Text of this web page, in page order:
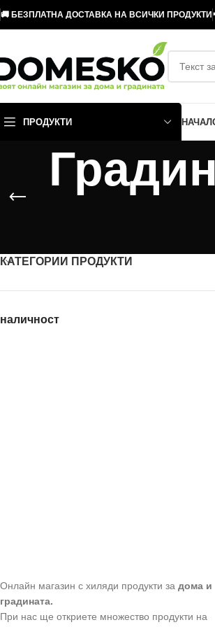
🚚 БЕЗПЛАТНА ДОСТАВКА НА ВСИЧКИ ПРОДУКТИ
ПРОДУКТИ
КАТЕГОРИИ ПРОДУКТИ
наличност
Онлайн магазин с хиляди продукти за дома и
градината.
При нас ще откриете множество продукти на